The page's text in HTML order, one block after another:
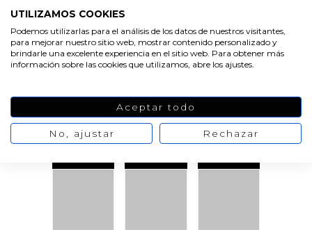
PRODUCTOS
RELACIONADOS
VER
VER
FÓRMULA
VER
UTILIZAMOS COOKIES
Podemos utilizarlas para el análisis de los datos de nuestros visitantes,
para mejorar nuestro sitio web, mostrar contenido personalizado y
brindarle una excelente experiencia en el sitio web. Para obtener más
información sobre las cookies que utilizamos, abre los ajustes.
Aceptar todo
No, ajustar Rechazar